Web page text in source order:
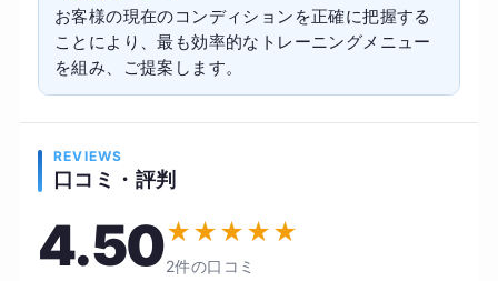
お客様の現在のコンディションを正確に把握する
ことにより、最も効率的なトレーニングメニュー
を組み、ご提案します。
REVIEWS
口コミ・評判
4.50★★★★★
2件の口コミ